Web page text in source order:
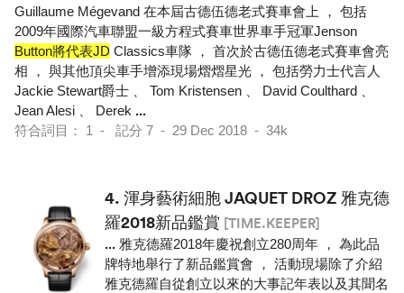
Guillaume Mégevand 在本屆古德伍德老式賽車會上 ， 包括
2009年國際汽車聯盟一級方程式賽車世界車手冠軍Jenson
Button將代表JD Classics車隊 ， 首次於古德伍德老式賽車會亮
相 ， 與其他頂尖車手增添現場熠熠星光 ， 包括勞力士代言人
Jackie Stewart爵士 、 Tom Kristensen 、 David Coulthard 、
Jean Alesi 、 Derek ...
符合詞目： 1 - 記分 7 - 29 Dec 2018 - 34k
4. 渾身藝術細胞 JAQUET DROZ 雅克德
羅2018新品鑑賞 [TIME.KEEPER]
... 雅克德羅2018年慶祝創立280周年 ， 為此品
牌特地舉行了新品鑑賞會 ， 活動現場除了介紹
雅克德羅自從創立以來的大事記年表以及其聞名